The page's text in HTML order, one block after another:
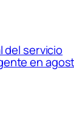
del servicio
en